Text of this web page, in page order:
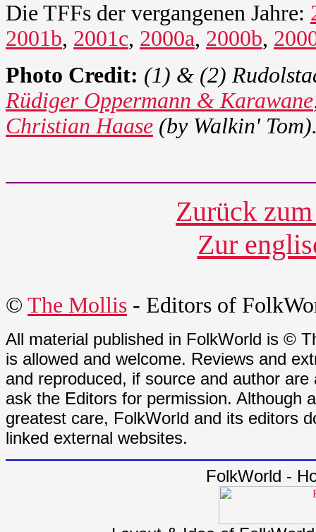
Die TFFs der vergangenen Jahre:
2001b, 2001c, 2000a, 2000b,
Photo Credit: (1) & (2)
Rüdiger Oppermann & Karawane
Christian Haase (by Walkin'
Zurück
Zur
© The Mollis - Editors of
All material published in FolkWorld is ©
is allowed and welcome. Reviews and
and reproduced, if source and author
ask the Editors for permission. Although
greatest care, FolkWorld and its editors
linked external websites.
FolkWorld -